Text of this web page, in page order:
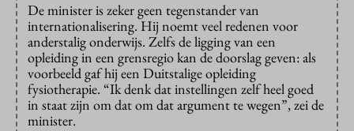
De minister is zeker geen tegenstander van
internationalisering. Hij noemt veel redenen voor
anderstalig onderwijs. Zelfs de ligging van een
opleiding in een grensregio kan de doorslag geven: als
voorbeeld gaf hij een Duitstalige opleiding
fysiotherapie. “Ik denk dat instellingen zelf heel goed
in staat zijn om dat om dat argument te wegen”, zei de
minister.